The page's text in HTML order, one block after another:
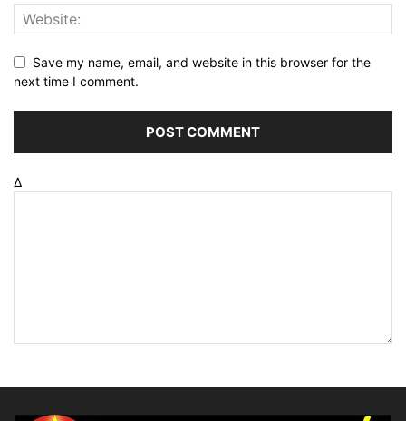
Save my name, email, and website in this browser for the
next time I comment.
Δ